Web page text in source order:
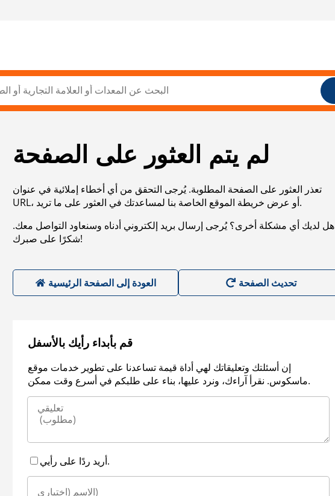
لم يتم العثور على الصفحة
تعذر العثور على الصفحة المطلوبة. يُرجى التحقق من أي أخطاء إملائية في عنوان
URL، أو عرض خريطة الموقع الخاصة بنا لمساعدتك في العثور على ما تريد.
هل لديك أي مشكلة أخرى؟ يُرجى إرسال بريد إلكتروني أدناه وسنعاود التواصل معك.
شكرًا على صبرك!
العودة إلى الصفحة الرئيسية
قم بأبداء رأيك بالأسفل
إن أسئلتك وتعليقاتك لهي أداة قيمة تساعدنا على تطوير خدمات موقع
ماسكوس. نقرأ آراءك، ونرد عليها، بناء على طلبكم في أسرع وقت ممكن.
أريد ردًا على رأيي.